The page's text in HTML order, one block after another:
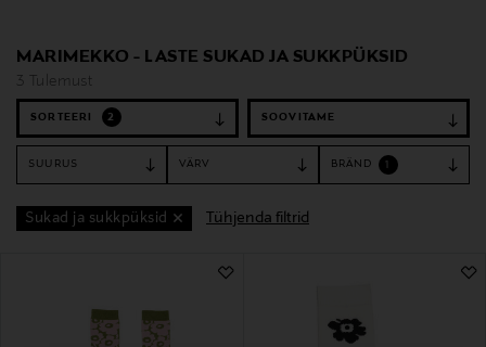
vastupidavast käsitööst.
MARIMEKKO - LASTE SUKAD JA SUKKPÜKSID
3 Tulemust
SORTEERI 2
SUURUS VÄRV BRÄND
Sukad ja sukkpüksid Tühjenda filtrid